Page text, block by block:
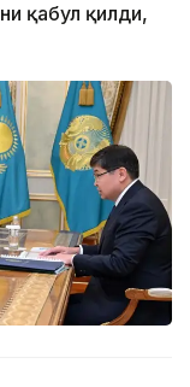
қабул қилди,